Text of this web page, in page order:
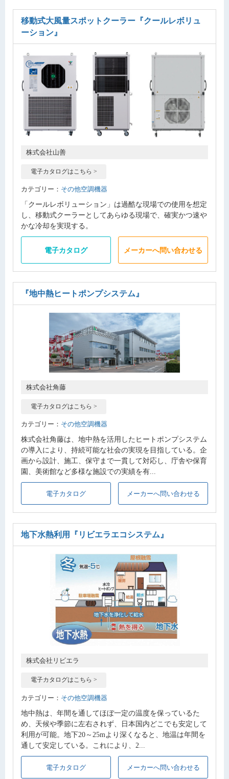
移動式大風量スポットクーラー 『クールレボリュ
ーション』
株式会社山善
電子カタログはこちら >
カテゴリー： その他空調機器
「クールレボリューション」は過酷な現場での使用を想定
し、移動式クーラーとしてあらゆる現場で、確実かつ速や
かな冷却を実現する。
電子カタログ メーカーへ問い合わせる
『地中熱ヒートポンプシステム』
株式会社角藤
電子カタログはこちら >
カテゴリー： その他空調機器
株式会社角藤は、地中熱を活用したヒートポンプシステム
の導入により、持続可能な社会の実現を目指している。企
画から設計、施工、保守まで一貫して対応し、庁舎や保育
園、美術館など多様な施設での実績を有...
電子カタログ メーカーへ問い合わせる
地下水熱利用 『リビエラエコシステム』
株式会社リビエラ
電子カタログはこちら >
カテゴリー： その他空調機器
地中熱は、年間を通してほぼ一定の温度を保っているた
め、天候や季節に左右されず、日本国内どこでも安定して
利用が可能。地下20～25mより深くなると、地温は年間を
通して安定している。これにより、2...
電子カタログ メーカーへ問い合わせる